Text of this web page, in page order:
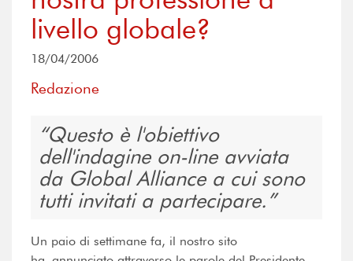
livello globale?
18/04/2006
Redazione
Questo è l'obiettivo
dell'indagine on-line avviata
da Global Alliance a cui sono
tutti invitati a partecipare.
Un paio di settimane fa, il nostro sito